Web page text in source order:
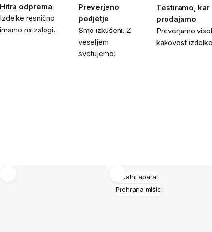
Hitra odprema
Izdelke resnično
imamo na zalogi.
Preverjeno
podjetje
Smo izkušeni. Z
veseljem
svetujemo!
Testiramo, kar
prodajamo
Preverjamo
kakovost
Gibalni aparat
Prehrana mišic